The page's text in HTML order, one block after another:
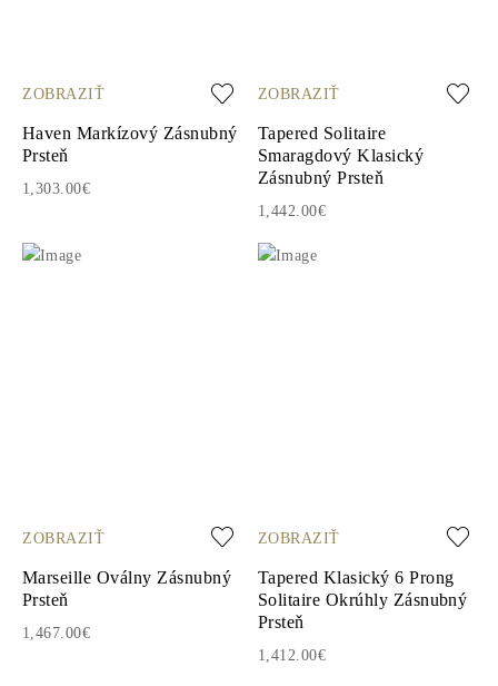
ZOBRAZIŤ
Haven Markízový Zásnubný
Prsteň
1,303.00€
ZOBRAZIŤ
Tapered Solitaire
Smaragdový Klasický
Zásnubný Prsteň
1,442.00€
ZOBRAZIŤ
Marseille Oválny Zásnubný
Prsteň
1,467.00€
ZOBRAZIŤ
Tapered Klasický 6 Prong
Solitaire Okrúhly Zásnubný
Prsteň
1,412.00€